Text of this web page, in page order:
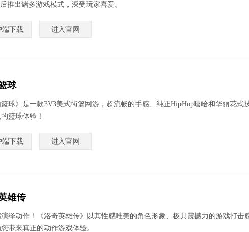
推出诸多游戏模式，深受玩家喜爱。
端下载 进入官网
球
篮球》是一款3V3美式街篮网游，超流畅的手感、纯正HipHop嘻哈和华丽花式
篮球体验！
端下载 进入官网
雄传
绎动作！《洛奇英雄传》以其性感唯美的角色形象、极具震撼力的游戏打击
带来真正的动作游戏体验。